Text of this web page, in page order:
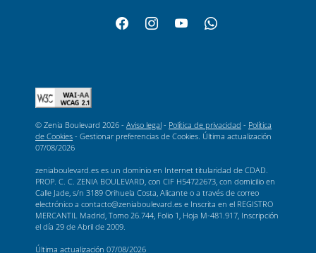
© Zenia Boulevard 2026 - Aviso legal - Política de privacidad - Política
de Cookies - Gestionar preferencias de Cookies . Última actualización
07/08/2026
zeniaboulevard.es es un dominio en Internet titularidad de CDAD.
PROP. C. C. ZENIA BOULEVARD, con CIF H54722673, con domicilio en
Calle Jade, s/n 3189 Orihuela Costa, Alicante o a través de correo
electrónico a contacto@zeniaboulevard.es e Inscrita en el REGISTRO
MERCANTIL Madrid, Tomo 26.744, Folio 1, Hoja M-481.917, Inscripción
el día 29 de Abril de 2009.
Última actualización 07/08/2026